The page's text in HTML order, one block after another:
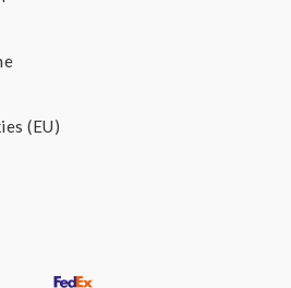
(EU)